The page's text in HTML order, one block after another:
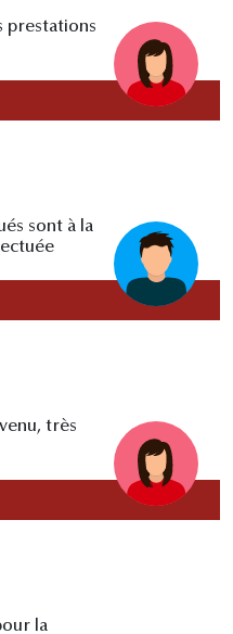
prestations
sont à la
très
la